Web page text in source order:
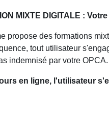
MIXTE DIGITALE :
propose des formations
tout utilisateur
indemnisé par votre OPCA.
en ligne, l'utilisateur